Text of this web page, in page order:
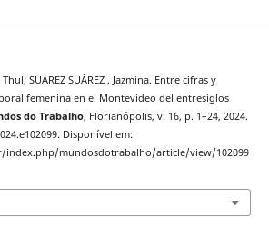
SUÁREZ SUÁREZ , Jazmina. Entre cifras y
femenina en el Montevideo del entresiglos
do Trabalho, Florianópolis, v. 16, p. 1–24, 2024.
Disponível em:
index.php/mundosdotrabalho/article/view/102099